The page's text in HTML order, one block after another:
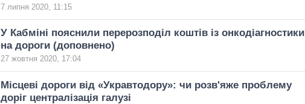
7 липня 2020, 11:15
У Кабміні пояснили перерозподіл коштів із онкодіагностики
на дороги (доповнено)
27 жовтня 2020, 17:04
Місцеві дороги від «Укравтодору»: чи розв'яже проблему
доріг централізація галузі